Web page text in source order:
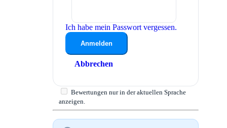
Ich habe mein Passwort vergessen.
Anmelden
Abbrechen
Bewertungen nur in der aktuellen Sprache
anzeigen.